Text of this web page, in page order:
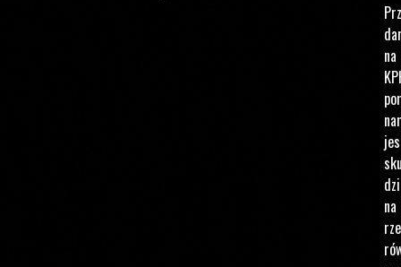
na
na